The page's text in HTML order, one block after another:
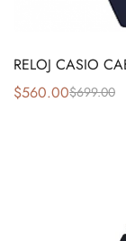
RELOJ CASIO
$699.00
$560.00